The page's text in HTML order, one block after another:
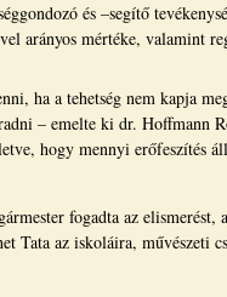
és –segítő
arányos mértéke, valamint
ha a tehetség nem kapja
– emelte ki dr. Hoffmann
hogy mennyi erőfeszítés
fogadta az
Tata az iskoláira, művészeti